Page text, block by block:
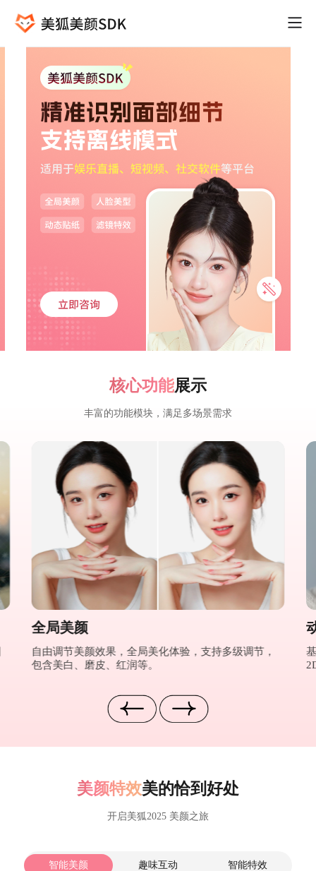
核心功能展示
丰富的功能模块，满足多场景需求
全局美颜
自由调节美颜效果，全局美化体验，支持多级调节，
包含美白、磨皮、红润等。
美颜特效美的恰到好处
开启美狐2025 美颜之旅
智能美颜 趣味互动 智能特效